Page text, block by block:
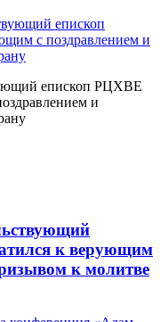
епископ РЦХВЕ
и
к верующим
к молитве